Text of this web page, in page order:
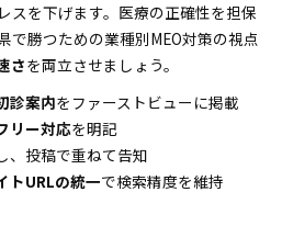
スを下げます。医療の正確性を担保
で勝つための業種別MEO対策の視点
さを両立させましょう。
診案内をファーストビューに掲載
リー対応を明記
、投稿で重ねて告知
トURLの統一で検索精度を維持